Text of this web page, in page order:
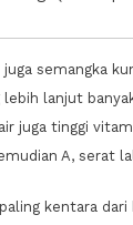
semangka
lanjut
juga tinggi
A, serat
kentara